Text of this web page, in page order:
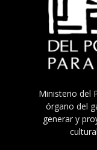
Ministerio del
órgano del
generar y